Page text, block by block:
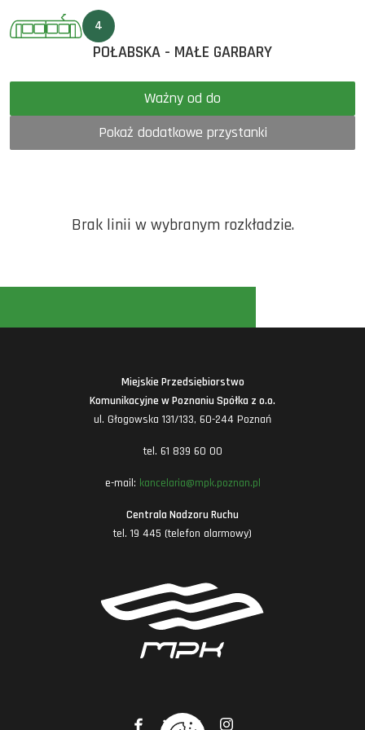
4
POŁABSKA - MAŁE GARBARY
Ważny od do
Pokaż dodatkowe przystanki
Brak linii w wybranym rozkładzie.
Miejskie Przedsiębiorstwo
Komunikacyjne w Poznaniu Spółka z o.o.
ul. Głogowska 131/133, 60-244 Poznań
tel. 61 839 60 00
e-mail: kancelaria@mpk.poznan.pl
Centrala Nadzoru Ruchu
tel. 19 445 (telefon alarmowy)